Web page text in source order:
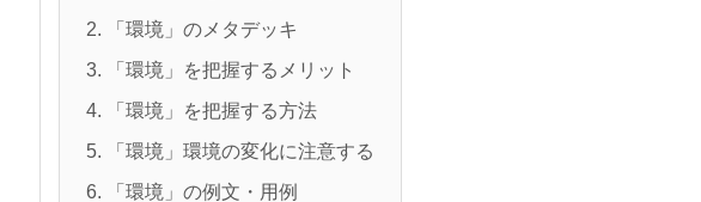
2. 「環境」のメタデッキ
3. 「環境」を把握するメリット
4. 「環境」を把握する方法
5. 「環境」環境の変化に注意する
6. 「環境」の例文・用例